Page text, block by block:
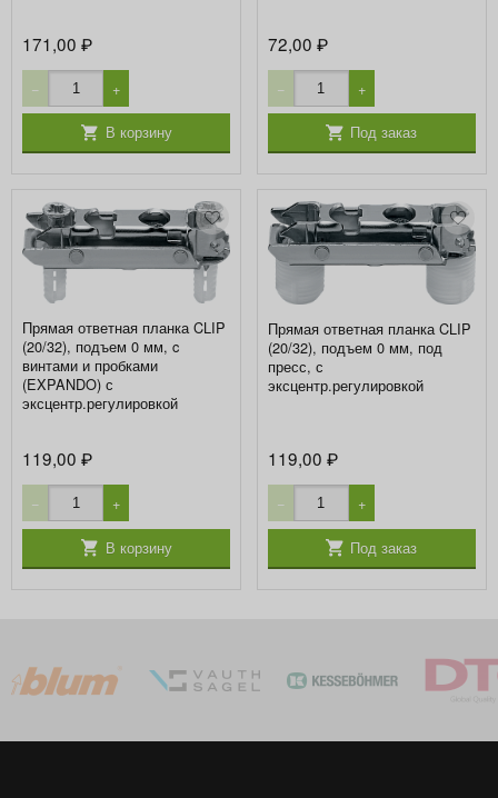
171,00₽
− +
В корзину
72,00 ₽
− +
Под заказ
Прямая ответная планка CLIP
(20/32), подъем 0 мм, c
винтами и пробками
(EXPANDO) с
эксцентр.регулировкой
119,00₽
− +
В корзину
Прямая ответная планка CLIP
(20/32), подъем 0 мм, под
пресс, с
эксцентр.регулировкой
119,00 ₽
− +
Под заказ